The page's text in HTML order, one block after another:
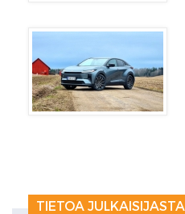
TIETOA JULKAISIJASTA